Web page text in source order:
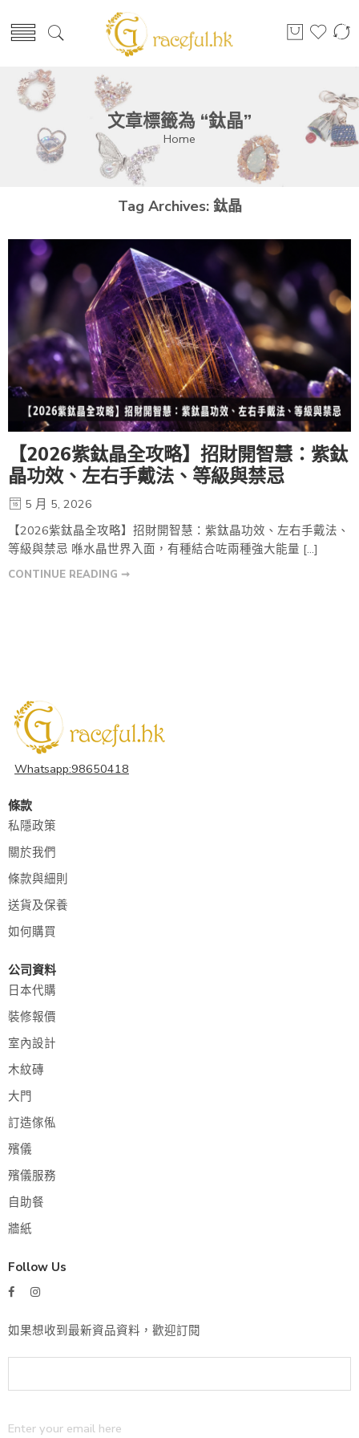
文章標籤為 “鈦晶”
Home
Tag Archives: 鈦晶
【2026紫鈦晶全攻略】招財開智慧：紫鈦
晶功效、左右手戴法、等級與禁忌
5 月 5, 2026
【2026紫鈦晶全攻略】招財開智慧：紫鈦晶功效、左右手戴法、
等級與禁忌 喺水晶世界入面，有種結合咗兩種強大能量 […]
CONTINUE READING ➞
Whatsapp:98650418
條款
私隱政策
關於我們
條款與細則
送貨及保養
如何購買
公司資料
日本代購
裝修報價
室內設計
木紋磚
大門
訂造傢俬
殯儀
殯儀服務
自助餐
牆紙
Follow Us
如果想收到最新資品資料，歡迎訂閱